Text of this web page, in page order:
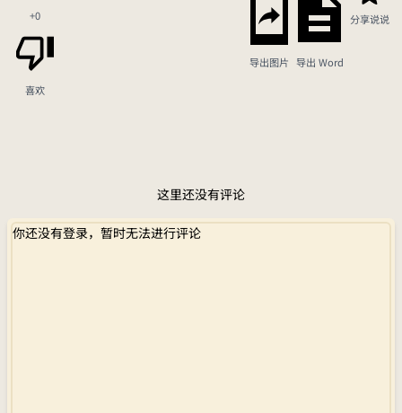
+0
喜欢
导出图片 导出 Word
分享说说
这里还没有评论
你还没有登录，暂时无法进行评论